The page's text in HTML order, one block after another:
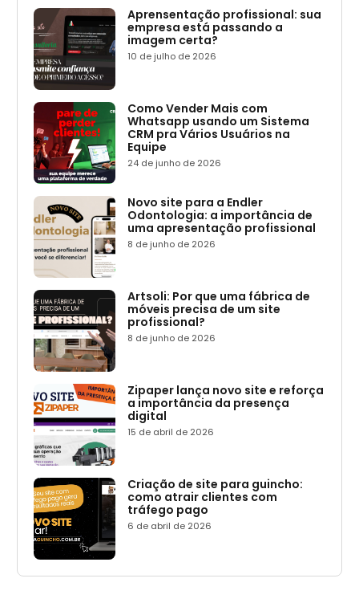
Aprensentação profissional: sua
empresa está passando a
imagem certa?
10 de julho de 2026
Como Vender Mais com
Whatsapp usando um Sistema
CRM pra Vários Usuários na
Equipe
24 de junho de 2026
Novo site para a Endler
Odontologia: a importância de
uma apresentação profissional
8 de junho de 2026
Artsoli: Por que uma fábrica de
móveis precisa de um site
profissional?
8 de junho de 2026
Zipaper lança novo site e reforça
a importância da presença
digital
15 de abril de 2026
Criação de site para guincho:
como atrair clientes com
tráfego pago
6 de abril de 2026